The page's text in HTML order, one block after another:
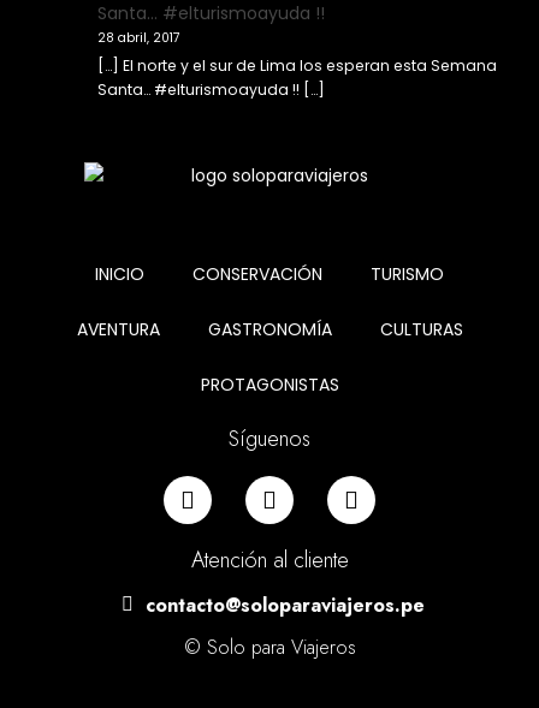
Santa… #elturismoayuda !!
28 abril, 2017
[…] El norte y el sur de Lima los esperan esta Semana
Santa… #elturismoayuda !! […]
INICIO CONSERVACIÓN TURISMO
AVENTURA GASTRONOMÍA CULTURAS
PROTAGONISTAS
Síguenos
Atención al cliente
contacto@soloparaviajeros.pe
© Solo para Viajeros